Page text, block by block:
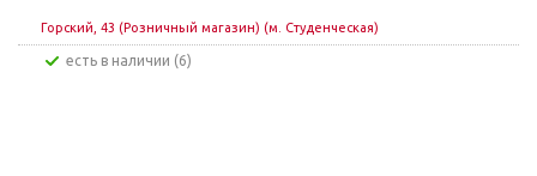
Горский, 43 (Розничный магазин) (м. Студенческая)
Есть в наличии (6)